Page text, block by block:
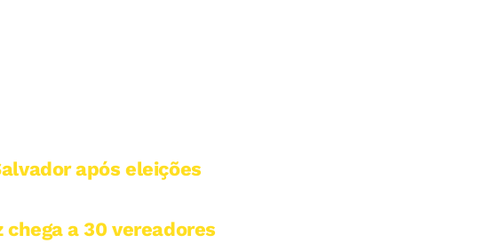
após eleições
a 30 vereadores